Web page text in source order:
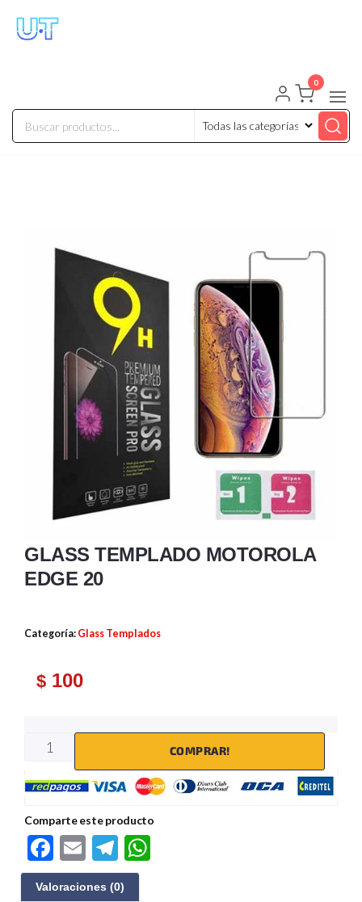
0
GLASS TEMPLADO MOTOROLA
EDGE 20
Categoría: Glass Templados
$ 100
COMPRAR!
Comparte este producto
F
ac
E
m
Te
le
Valoraciones (0)